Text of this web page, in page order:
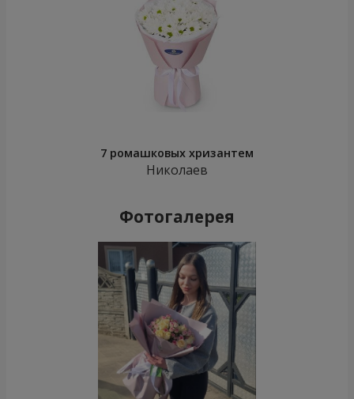
7 ромашковых хризантем
Николаев
Фотогалерея